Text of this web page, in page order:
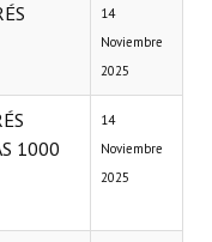
14
Noviembre
2025
1000
14
Noviembre
2025